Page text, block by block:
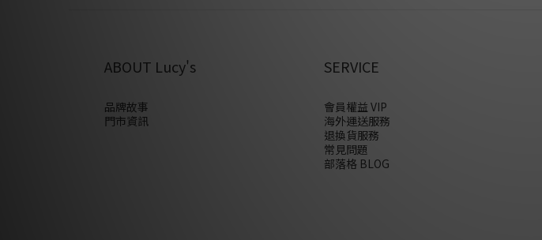
ABOUT Lucy's
品牌故事
門市資訊
SERVICE
會員權益 VIP
海外運送服務
退換貨服務
常見問題
部落格 BLOG